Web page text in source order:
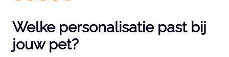
Welke personalisatie past bij
jouw pet?